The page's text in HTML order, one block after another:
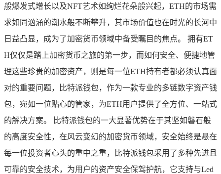
般爆发式增长以及NFT艺术如绚烂花朵般兴起，ETH的市场需
求如同汹涌的潮水般不断攀升，其市场价值也在时光的长河中
日益凸显，成为了加密货币领域中备受瞩目的焦点。 拥有ET
H仅仅是踏上加密货币之旅的第一步，而如何安全、便捷地管
理这些珍贵的加密资产，则是每一位ETH持有者都必须认真面
对的重要问题，比特派钱包，作为一款专业的多链数字资产钱
包，宛如一位贴心的管家，为ETH用户提供了全方位、一站式
的解决方案。 比特派钱包的一大显著优势在于其坚如磐石般
的高度安全性，在风云变幻的加密货币领域，安全始终是悬在
每一位投资者心头的重中之重，比特派钱包采用了多种先进且
可靠的安全技术，为用户的资产安全保驾护航，它支持与Led